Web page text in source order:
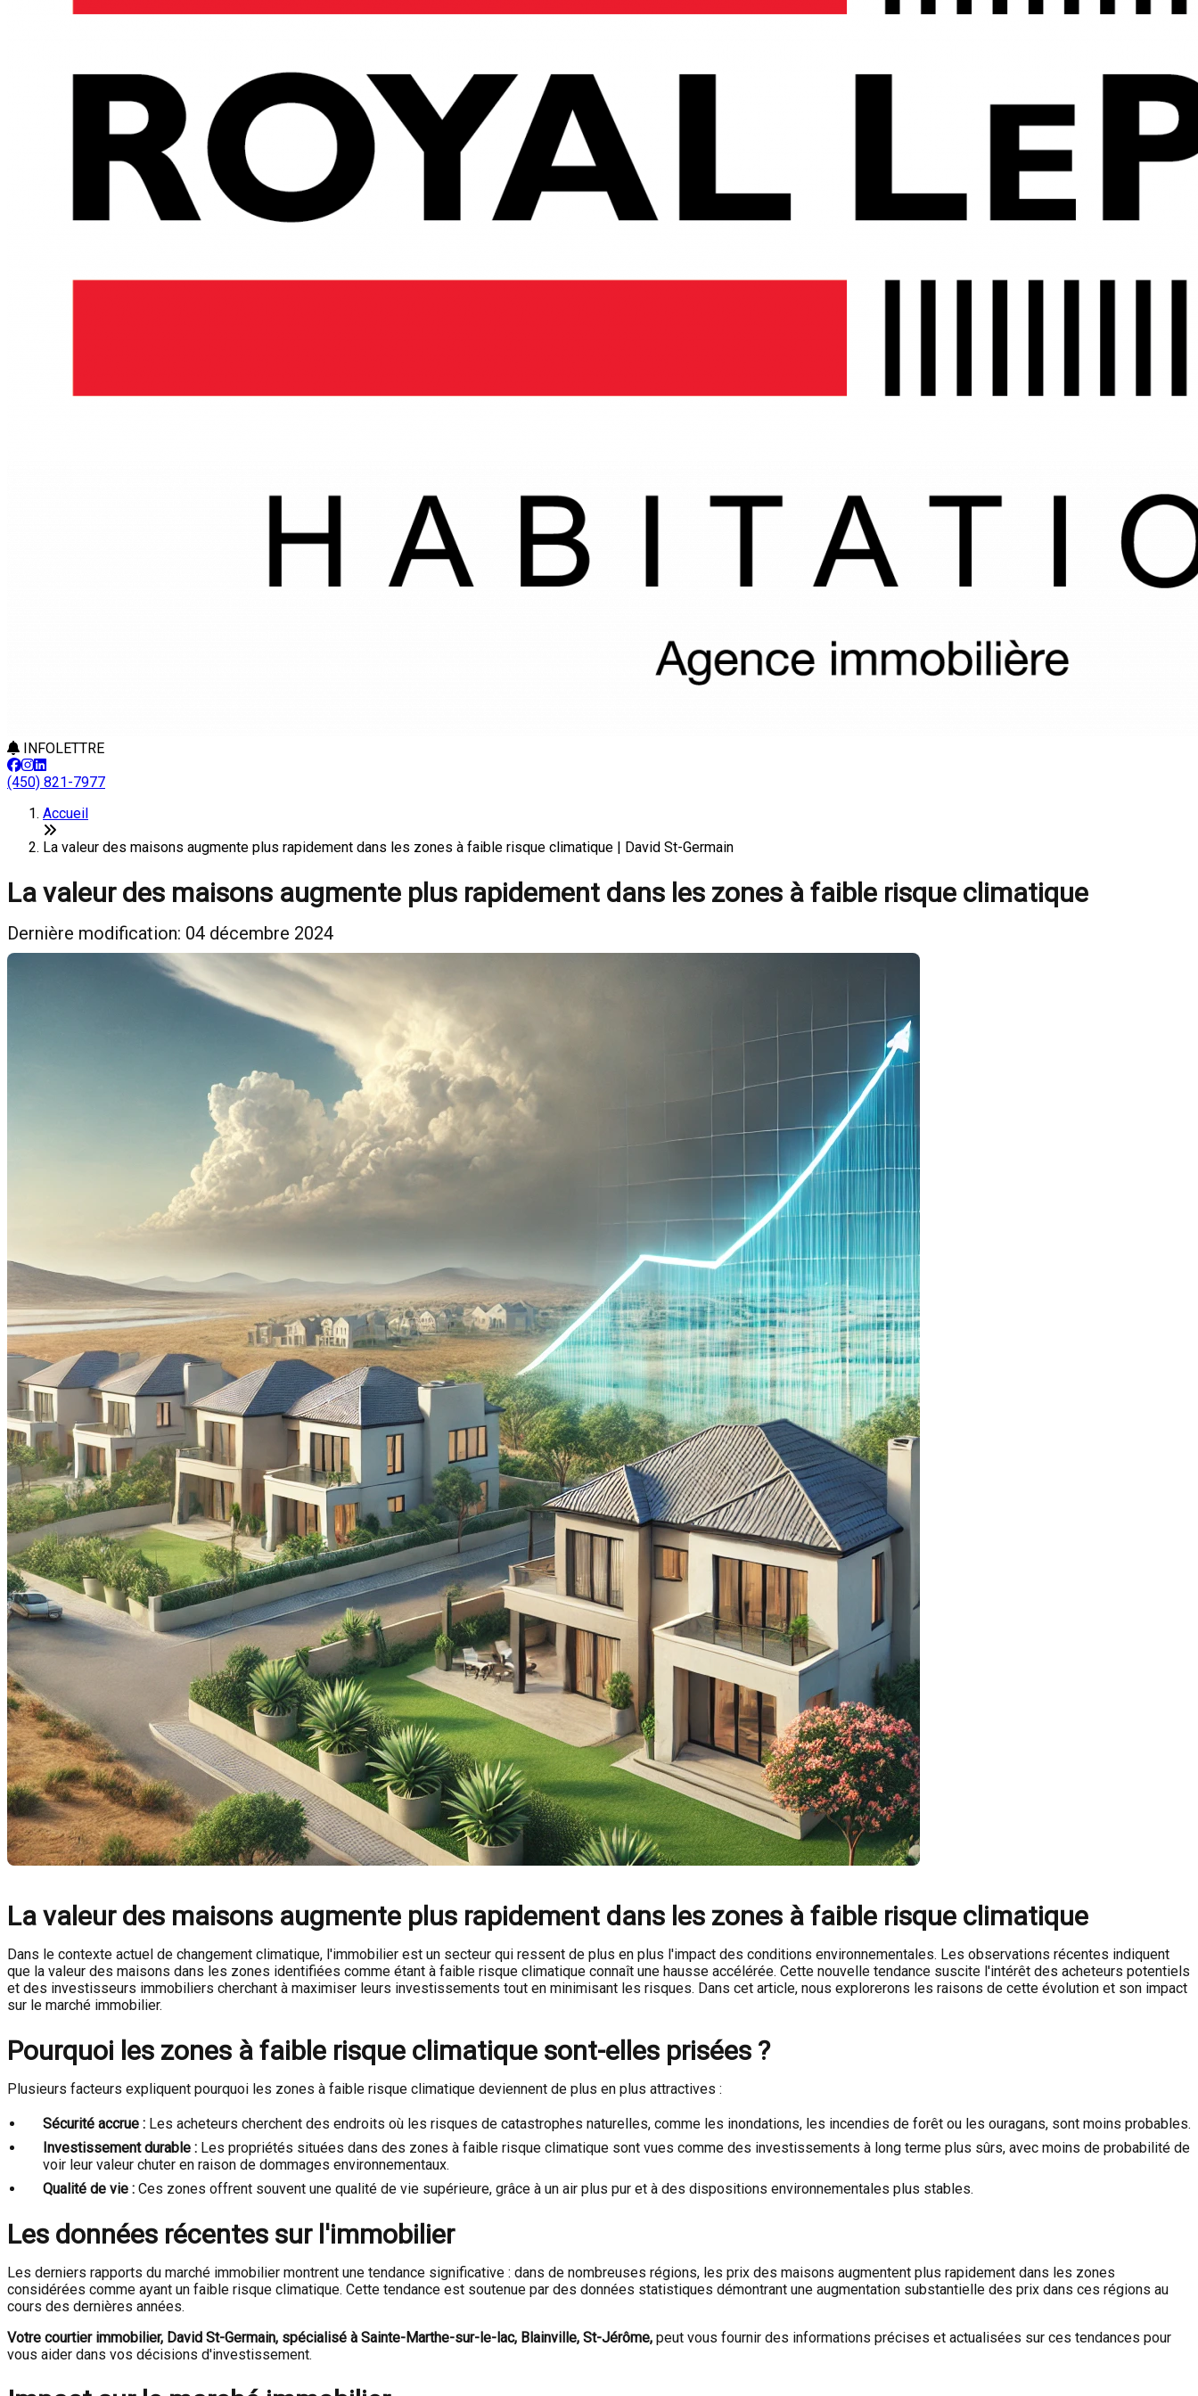
INFOLETTRE
(450) 821-7977
Accueil
La valeur des maisons augmente plus rapidement dans les zones à faible risque climatique | David St-Germain
La valeur des maisons augmente plus rapidement dans les zones à faible risque climatique
Dernière modification: 04 décembre 2024
La valeur des maisons augmente plus rapidement dans les zones à faible risque climatique
Dans le contexte actuel de changement climatique, l'immobilier est un secteur qui ressent de plus en plus l'impact des conditions environnementales. Les observations récentes indiquent
que la valeur des maisons dans les zones identifiées comme étant à faible risque climatique connaît une hausse accélérée. Cette nouvelle tendance suscite l'intérêt des acheteurs potentiels
et des investisseurs immobiliers cherchant à maximiser leurs investissements tout en minimisant les risques. Dans cet article, nous explorerons les raisons de cette évolution et son impact
sur le marché immobilier.
Pourquoi les zones à faible risque climatique sont-elles prisées ?
Plusieurs facteurs expliquent pourquoi les zones à faible risque climatique deviennent de plus en plus attractives :
Sécurité accrue : Les acheteurs cherchent des endroits où les risques de catastrophes naturelles, comme les inondations, les incendies de forêt ou les ouragans, sont moins probables.
Investissement durable : Les propriétés situées dans des zones à faible risque climatique sont vues comme des investissements à long terme plus sûrs, avec moins de probabilité de
voir leur valeur chuter en raison de dommages environnementaux.
Qualité de vie : Ces zones offrent souvent une qualité de vie supérieure, grâce à un air plus pur et à des dispositions environnementales plus stables.
Les données récentes sur l'immobilier
Les derniers rapports du marché immobilier montrent une tendance significative : dans de nombreuses régions, les prix des maisons augmentent plus rapidement dans les zones
considérées comme ayant un faible risque climatique. Cette tendance est soutenue par des données statistiques démontrant une augmentation substantielle des prix dans ces régions au
cours des dernières années.
Votre courtier immobilier, David St-Germain, spécialisé à Sainte-Marthe-sur-le-lac, Blainville, St-Jérôme, peut vous fournir des informations précises et actualisées sur ces tendances pour
vous aider dans vos décisions d'investissement.